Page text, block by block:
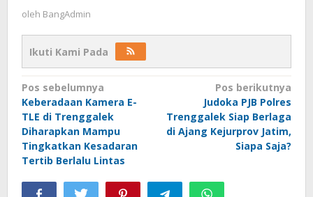
oleh BangAdmin
Ikuti Kami Pada
Navigasi
pos
Pos sebelumnya
Keberadaan Kamera E-
TLE di Trenggalek
Diharapkan Mampu
Tingkatkan Kesadaran
Tertib Berlalu Lintas
Pos berikutnya
Judoka PJB Polres
Trenggalek Siap Berlaga
di Ajang Kejurprov Jatim,
Siapa Saja?